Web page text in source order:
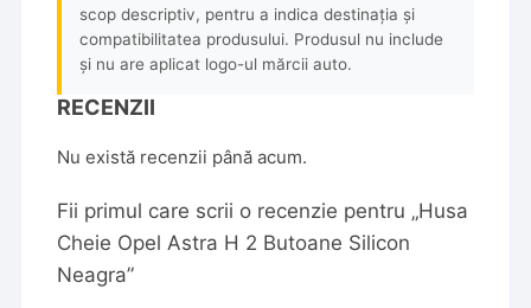
scop descriptiv, pentru a indica destinația și
compatibilitatea produsului. Produsul nu include
și nu are aplicat logo-ul mărcii auto.
RECENZII
Nu există recenzii până acum.
Fii primul care scrii o recenzie pentru „Husa
Cheie Opel Astra H 2 Butoane Silicon
Neagra”